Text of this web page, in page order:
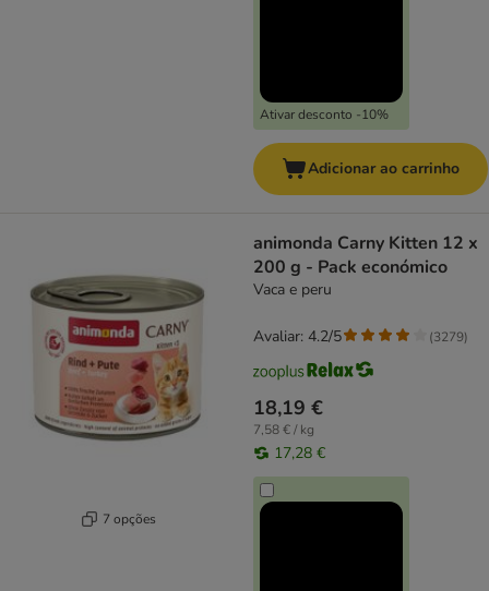
Ativar desconto -10%
Adicionar ao carrinho
7 opções
animonda Carny Kitten 12 x
200 g - Pack económico
Vaca e peru
18,19 €
7,58 € / kg
17,28 €
Avaliar: 4.2/5 (3279)